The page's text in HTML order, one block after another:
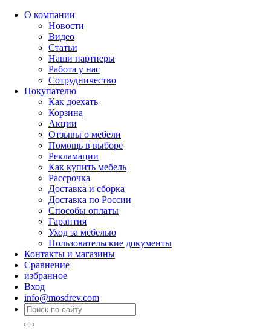
О компании
Новости
Видео
Статьи
Наши партнеры
Работа у нас
Сотрудничество
Покупателю
Как доехать
Корзина
Акции
Отзывы о мебели
Помощь в выборе
Рекламации
Как купить мебель
Рассрочка
Доставка и сборка
Доставка по России
Способы оплаты
Гарантия
Уход за мебелью
Пользовательские документы
Контакты и магазины
Сравнение
избранное
Вход
info@mosdrev.com